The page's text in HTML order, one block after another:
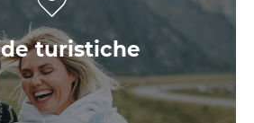
turistiche
per escursioni,
e tour, previsioni
e molto altro.